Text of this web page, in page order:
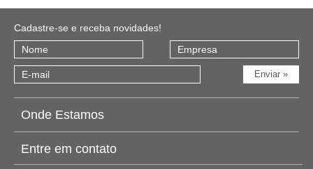
Cadastre-se e receba novidades!
Onde Estamos
Entre em contato